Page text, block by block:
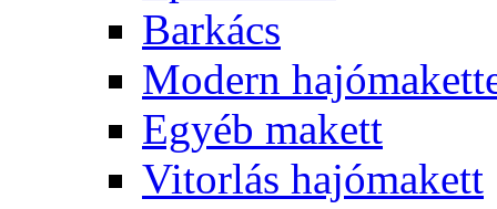
Barkács
Modern
Egyéb makett
Vitorlás hajómakett